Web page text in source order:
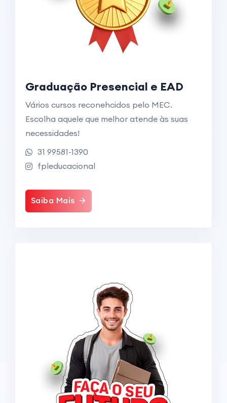
Graduação Presencial e EAD
Vários cursos reconehcidos pelo MEC.
Escolha aquele que melhor atende às suas
necessidades!
31 99581-1390
fpleducacional
Saiba Mais